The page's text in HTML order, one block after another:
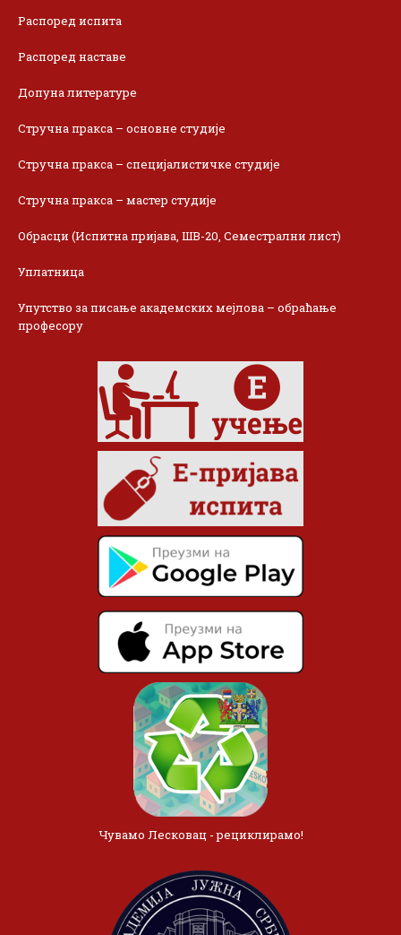
Распоред испита
Распоред наставе
Допуна литературе
Стручна пракса – основне студије
Стручна пракса – специјалистичке студије
Стручна пракса – мастер студије
Обрасци (Испитна пријава, ШВ-20, Семестрални лист)
Уплатница
Упутство за писање академских мејлова – обраћање
професору
Чувамо Лесковац - рециклирамо!